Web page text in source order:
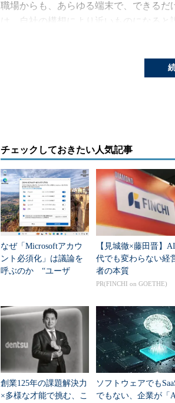
職場からも、あらゆる端末で、できる
は、自社の構想により近いものになると
所から名称変更を命じられ、両社の間
は、紹介者がOneDriveの招待を受け入れ
したいユーザーのために有料プランも用
OfficeではOneDriveがデフォルトの保
すれば、Word、Excel、PowerPointの文
法人向けの「OneDrive for Business」
ンプライアンス、管理コントロール機能
開く「SharePoint Conference 2014」で発
チェックしておきたい人気記事
なぜ「Microsoftアカウ
ント必須化」は議論を
呼ぶのか “ユーザ
【見城徹×藤田晋】
代でも変わらない経
者の本質
PR(FINCHI on GOETHE)
創業125年の課題解決力
×多様な才能で挑む、こ
ソフトウェアでも
でもない、企業が「